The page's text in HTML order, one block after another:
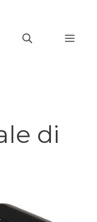
di